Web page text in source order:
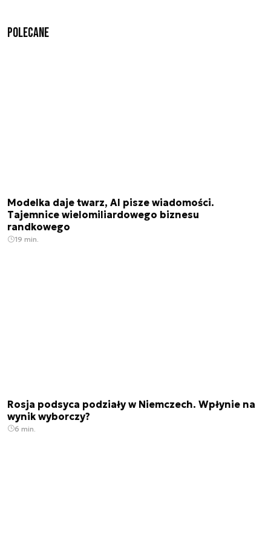
Polecane
Modelka daje twarz, AI pisze wiadomości.
Tajemnice wielomiliardowego biznesu
randkowego
19 min.
Rosja podsyca podziały w Niemczech. Wpłynie na
wynik wyborczy?
6 min.